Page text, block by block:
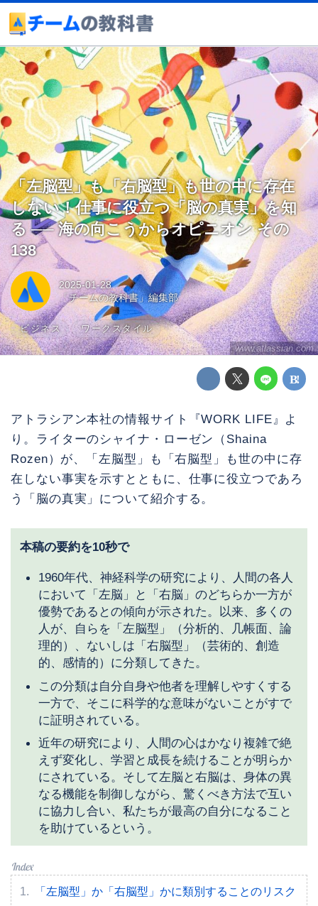
www.atlassian.com
「左脳型」も「右脳型」も世の中に存在
しない！仕事に役立つ「脳の真実」を知
る ── 海の向こうからオピニオン その
138
2025-01-28
「チームの教科書」編集部
ビジネス ワークスタイル
アトラシアン本社の情報サイト『WORK LIFE』よ
り。ライターのシャイナ・ローゼン（Shaina
Rozen）が、「左脳型」も「右脳型」も世の中に存
在しない事実を示すとともに、仕事に役立つであろ
う「脳の真実」について紹介する。
本稿の要約を10秒で
1960年代、神経科学の研究により、人間の各人
において「左脳」と「右脳」のどちらか一方が
優勢であるとの傾向が示された。以来、多くの
人が、自らを「左脳型」（分析的、几帳面、論
理的）、ないしは「右脳型」（芸術的、創造
的、感情的）に分類してきた。
この分類は自分自身や他者を理解しやすくする
一方で、そこに科学的な意味がないことがすで
に証明されている。
近年の研究により、人間の心はかなり複雑で絶
えず変化し、学習と成長を続けることが明らか
にされている。そして左脳と右脳は、身体の異
なる機能を制御しながら、驚くべき方法で互い
に協力し合い、私たちが最高の自分になること
を助けているという。
「左脳型」か「右脳型」かに類別することのリスク